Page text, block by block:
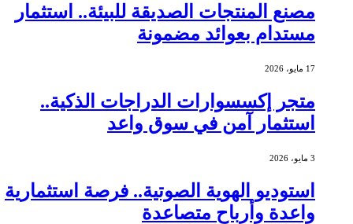
مصنع المنتجات الصديقة للبيئة.. استثمار
مستدام بعوائد مضمونة
17 مايو، 2026
متجر إكسسوارات الدراجات الذكية..
استثمار آمن في سوق واعد
3 مايو، 2026
استوديو الهوية الصوتية.. فرصة استثمارية
واعدة وأرباح متصاعدة